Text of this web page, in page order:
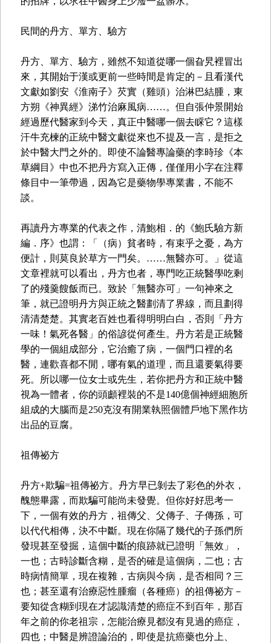
民間的丹方、單方、驗方
丹方、單方、驗方，雖然不知道從哪一個旮旯裡冒出
來，其開始于漢或更前一些時間是肯定的－且看漢代
文獻如劉安《淮南子》芡實（雞頭）治淋巴結腫，東
方朔《神異經》涕竹治麻風病……。但自張仲景開始
經過歷代醫家到今天，真正中醫哪一個去睬它？這樣
汗牛充楝的正統中醫文獻從來也不提及一言，是拒之
於中醫大門之外的。即使不論醫專論藥的李時珍《本
草綱目》中也不把丹方寫入正傳，僅僅用小字在注釋
條目中一筆帶過，因為它是藥物學專業書，不能不
談。
再讀丹方專業的代表之作，清鮑相．的《鮑氏驗方新
編．序》也謂：「（病）貧者時，有束乎之憂，為方
便計，則莫良於草方一門矣。……無醫亦可。」從這
文章裡就可以看出，丹方也者，專門吃正統醫學吃剩
了的殘羹餿飯而已。致於「無醫亦可」一句神來之
筆，就已證明丹方與正統之醫劃清了界線，而且劃得
清清楚楚。其實老百姓也看得明明白白，否則「丹方
一味！氣死各醫」的俗諺從何產生。丹方若是正統醫
學的一個組成部分，它治癒了病，一個門口裡的名
醫，連歡喜都不閒，哪有氣的道理，而且還要氣得要
死。所以哪一位女士或先生，若你把丹方和正統中醫
視為一體者，你的頭顱裡裝的不是140億個神經細胞所
組成的大腦而是250克沒有開業執照個體戶地下黑作坊
出品的豆腐。
祖傳祕方
丹方+欺騙=祖傳祕方。丹方早已剝去了彩色的外衣，
醜態畢露，而欺騙可能尚未發覺。但你好好思考一
下，一個有效的丹方，祖傳父、父傳子、子傳孫，可
以代代相傳，決不中斷。現在你隔了幾代的子孫們所
發現甚至發掘，這個中斷的痕跡就已證明「無效」，
一也；古時診斷含糊，是否的確是這個病，二也；古
時病情簡單，現在複雜，古病與今病，是否相同？三
也；甚至還有治療惡性腫瘤（各種癌）的祖傳祕方－
要知從含糊到現在才認識清楚的癌症不到百年，那百
年之前的你老祖宗，怎能治療見都沒有見過的癌症，
四也；中醫是辨證論治的，即使是抗癌藥也分上、